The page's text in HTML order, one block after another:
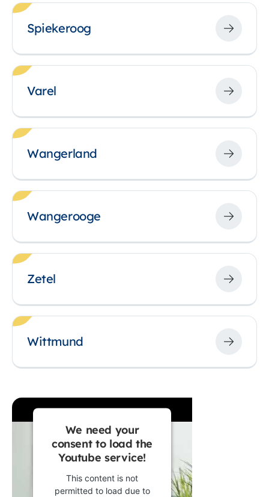
Spiekeroog
Varel
Wangerland
Wangerooge
Zetel
Wittmund
We need your
consent to load the
Youtube service!
This content is not
permitted to load due to